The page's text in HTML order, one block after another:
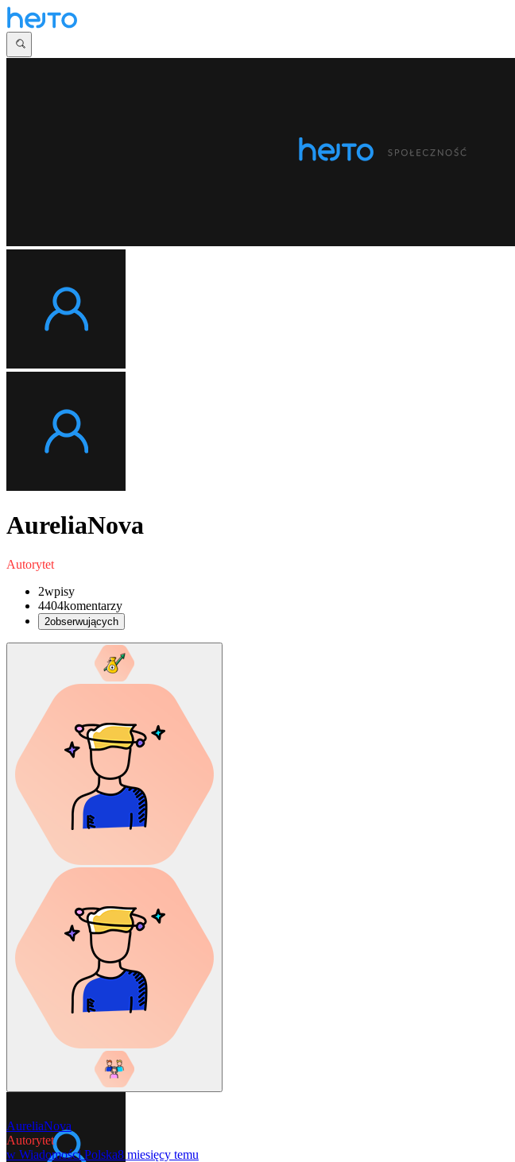
AureliaNova
Autorytet
2wpisy
4404komentarzy
2obserwujących
AureliaNova
Autorytet
w Wiadomości Polska8 miesięcy temu